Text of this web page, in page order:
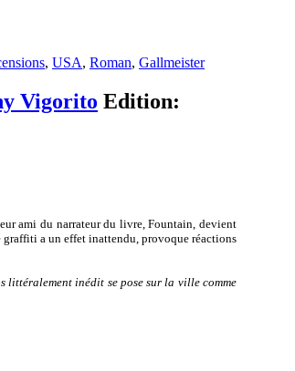
, USA, Roman, Gallmeister
Vigorito Edition:
ami du narrateur du livre, Fountain, devient
a un effet inattendu, provoque réactions
inédit se pose sur la ville comme